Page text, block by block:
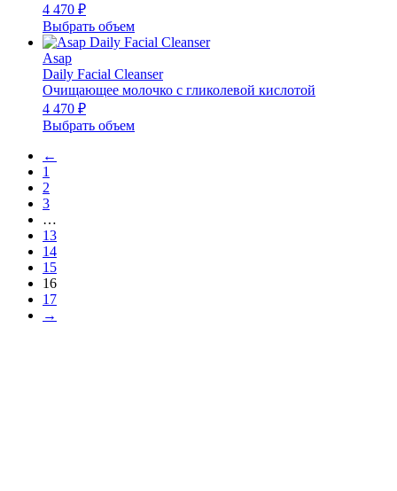
4 470 ₽
Выбрать объем
Asap
Daily Facial Cleanser
Очищающее молочко с гликолевой кислотой
4 470 ₽
Выбрать объем
←
1
2
3
…
13
14
15
16
17
→